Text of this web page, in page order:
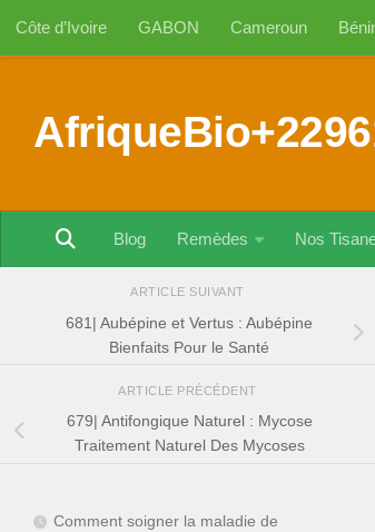
Au dessous du contenu
Côte d’Ivoire GABON Cameroun
Blog Remèdes Nos
ARTICLE SUIVANT
681| Aubépine et Vertus : Aubépine
Bienfaits Pour le Santé
ARTICLE PRÉCÉDENT
679| Antifongique Naturel : Mycose
Traitement Naturel Des Mycoses
Comment soigner la maladie de